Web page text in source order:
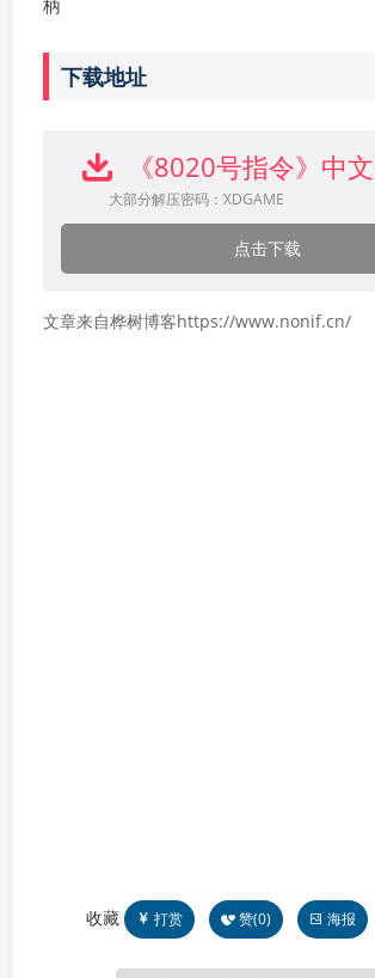
下载地址
《8020号指令》中
大部分解压密码：XDGAME
点击下载
文章来自桦树博客https://www.nonif.cn/
收藏 打赏 赞(0) 海报